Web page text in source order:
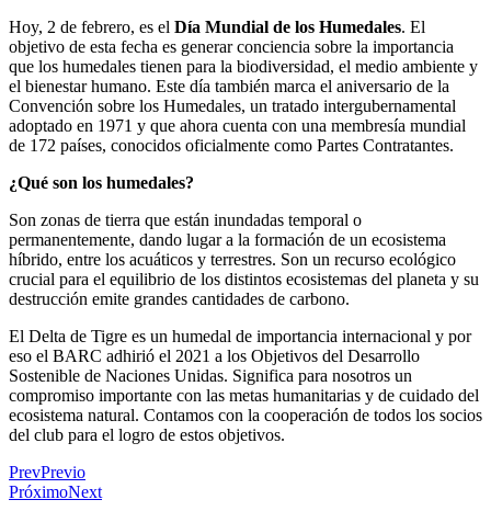
Hoy, 2 de febrero, es el Día Mundial de los Humedales. El
objetivo de esta fecha es generar conciencia sobre la importancia
que los humedales tienen para la biodiversidad, el medio ambiente y
el bienestar humano. Este día también marca el aniversario de la
Convención sobre los Humedales, un tratado intergubernamental
adoptado en 1971 y que ahora cuenta con una membresía mundial
de 172 países, conocidos oficialmente como Partes Contratantes.
¿Qué son los humedales?
Son zonas de tierra que están inundadas temporal o
permanentemente, dando lugar a la formación de un ecosistema
híbrido, entre los acuáticos y terrestres. Son un recurso ecológico
crucial para el equilibrio de los distintos ecosistemas del planeta y su
destrucción emite grandes cantidades de carbono.
El Delta de Tigre es un humedal de importancia internacional y por
eso el BARC adhirió el 2021 a los Objetivos del Desarrollo
Sostenible de Naciones Unidas. Significa para nosotros un
compromiso importante con las metas humanitarias y de cuidado del
ecosistema natural. Contamos con la cooperación de todos los socios
del club para el logro de estos objetivos.
PrevPrevio
PróximoNext